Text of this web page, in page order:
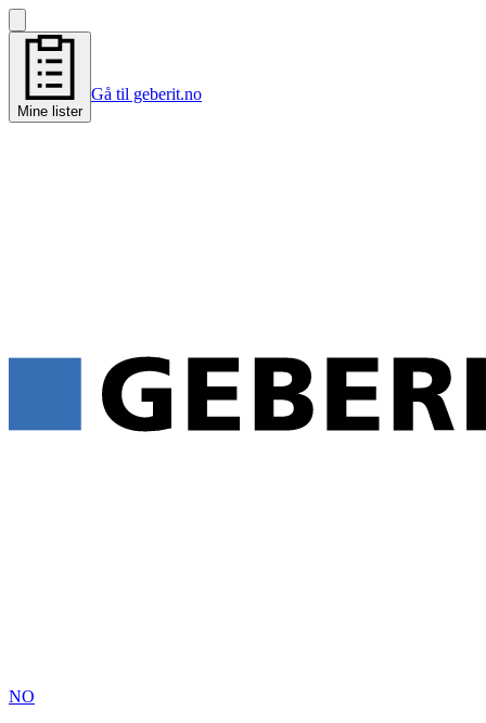
Mine lister
Gå til geberit.no
NO